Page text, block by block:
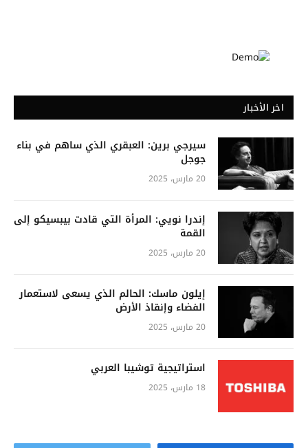
اخر الأخبار
سيرجي برين: العبقري الذي ساهم في بناء
جوجل
20 مارس، 2025
إندرا نويي: المرأة التي قادت بيبسيكو إلى
القمة
20 مارس، 2025
إيلون ماسك: الحالم الذي يسعى لاستعمار
الفضاء وإنقاذ الأرض
20 مارس، 2025
استراتيجية توشيبا العربي
18 مارس، 2025